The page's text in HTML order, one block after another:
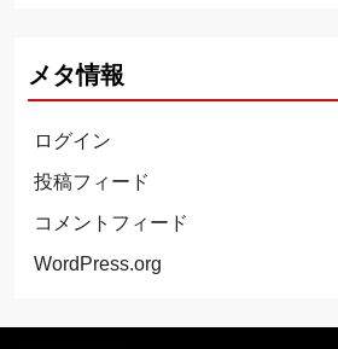
メタ情報
ログイン
投稿フィード
コメントフィード
WordPress.org